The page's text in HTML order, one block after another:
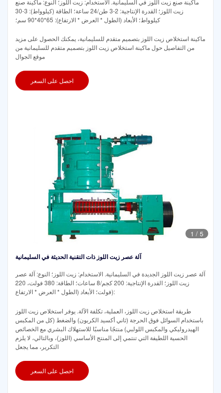
ماكينة صنع زيت اللوز في السليمانية. الاستخدام: زيت اللوز؛ النوع: ماكينة صنع
زيت اللوز؛ القدرة الإنتاجية: 2-3 طن/24 ساعة؛ الطاقة (كيلوواط): 3-30
كيلوواط؛ الأبعاد (الطول * العرض * الارتفاع): 65*40*90 سم؛
ماكينة استخلاص زيت اللوز بتصميم متقدم للسليمانية، يمكنك الحصول على مزيد
من التفاصيل حول ماكينة استخلاص زيت اللوز بتصميم متقدم للسليمانية من
موقع الجوال
احصل على السعر
1 / 5
آلة عصر زيت اللوز ذات التقنية الحديثة في السليمانية
آلة عصر زيت اللوز الجديدة في السليمانية. الاستخدام: زيت اللوز؛ النوع: آلة عصر
زيت اللوز؛ القدرة الإنتاجية: 200 كجم/8 ساعات؛ الطاقة: 380 فولت، 220
فولت؛ الأبعاد (الطول * العرض * الارتفاع):
طريقة استخلاص زيت اللوز، العملية، تكلفة الآلة. يوفر استخلاص زيت اللوز
باستخدام السوائل فوق الحرجة (ثاني أكسيد الكربون) والضغط (كل من المكبس
الهيدروليكي والمكبس اللولبي) منتجًا مناسبًا للاستهلاك البشري مع الخصائص
الحسية اللطيفة التي تنتمي إلى المنتج الأساسي (اللوز)، وبالتالي، لا يلزم
التكرير، مما يجعل
احصل على السعر